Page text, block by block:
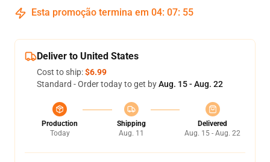
Esta promoção termina em 04: 07: 54
Deliver to United States
Cost to ship:$6.99
Standard - Order today to get byAug. 15 - Aug. 22
Production
Today
Shipping
Aug. 11
Delivered
Aug. 15 - Aug. 22